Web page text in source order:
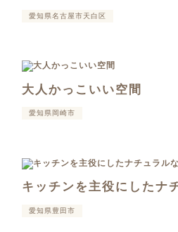
愛知県名古屋市天白区
大人かっこいい空間
愛知県岡崎市
キッチンを主役にしたナ
愛知県豊田市